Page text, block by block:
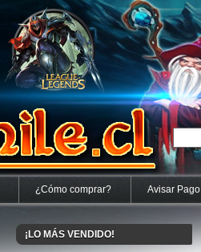
¿Cómo comprar? Avisar Pago
¡LO MÁS VENDIDO!